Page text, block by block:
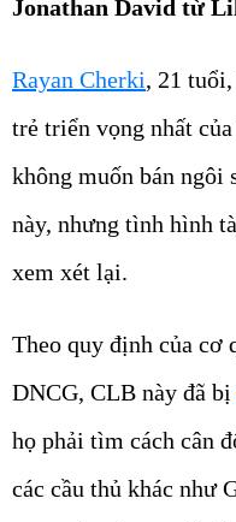
Jonathan David từ
Rayan Cherki, 21
trẻ triển vọng nhất của
không muốn bán ngôi
này, nhưng tình hình
xem xét lại.
Theo quy định của cơ
DNCG, CLB này đã bị
họ phải tìm cách cân
các cầu thủ khác như